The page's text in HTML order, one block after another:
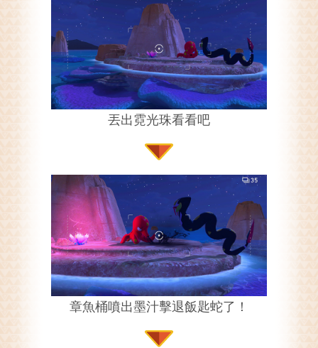
丟出霓光珠看看吧
章魚桶噴出墨汁擊退飯匙蛇了！